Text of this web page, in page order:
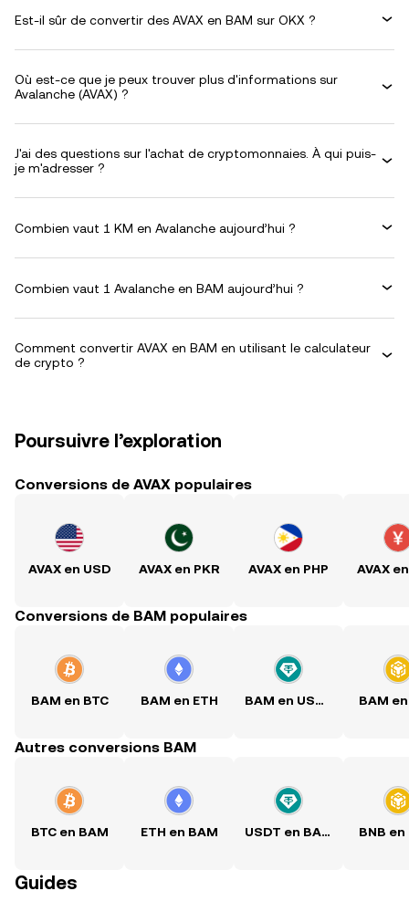
Est-il sûr de convertir des AVAX en BAM sur OKX ?
Où est-ce que je peux trouver plus d'informations sur
Avalanche (AVAX) ?
J'ai des questions sur l'achat de cryptomonnaies. À qui puis-
je m'adresser ?
Combien vaut 1 KM en Avalanche aujourd’hui ?
Combien vaut 1 Avalanche en BAM aujourd’hui ?
Comment convertir AVAX en BAM en utilisant le calculateur
de crypto ?
Poursuivre l’exploration
Conversions de AVAX populaires
AVAX en USD AVAX en PKR AVAX en PHP AVAX
Conversions de BAM populaires
BAM en BTC BAM en ETH BAM en USDT BAM
Autres conversions BAM
BTC en BAM ETH en BAM USDT en BAM BNB en
Guides